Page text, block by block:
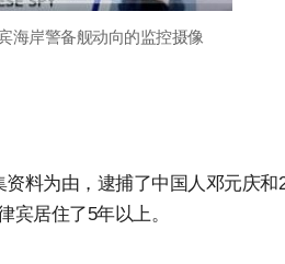
海岸警备舰动向的监控摄像
料为由，逮捕了中国人邓元庆和
居住了5年以上。